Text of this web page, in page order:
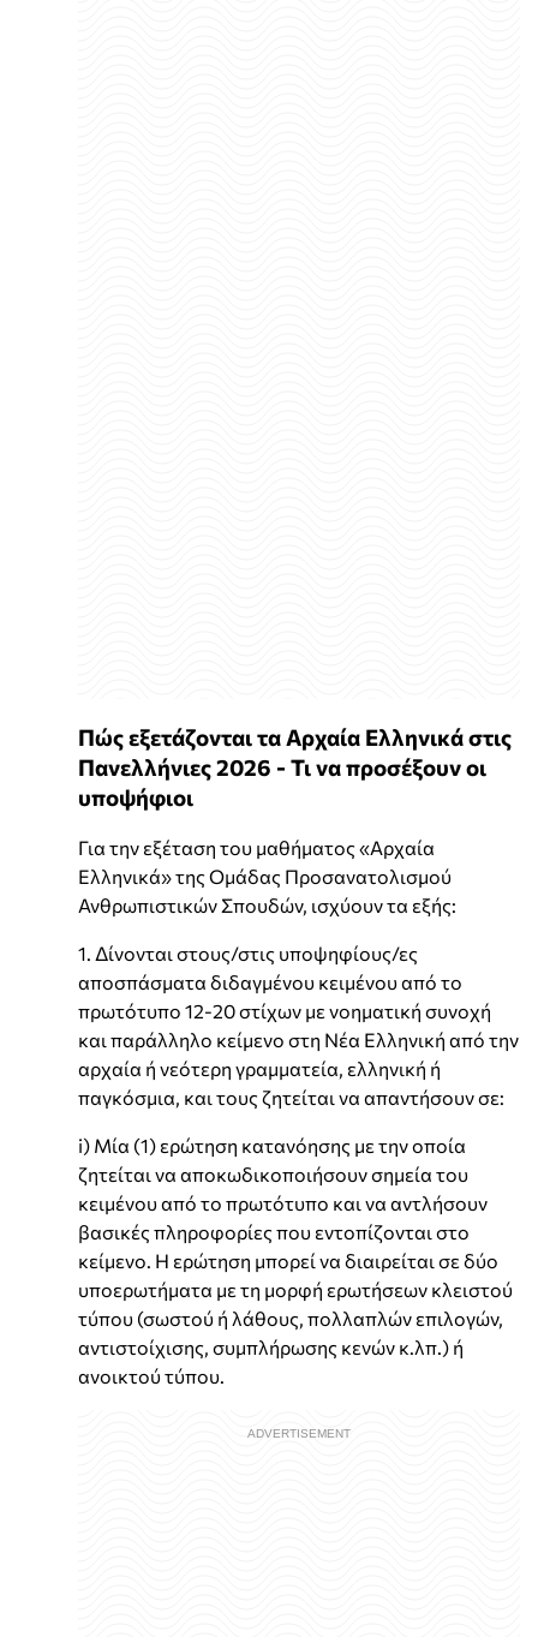
Πώς εξετάζονται τα Αρχαία Ελληνικά στις
Πανελλήνιες 2026 - Τι να προσέξουν οι
υποψήφιοι
Για την εξέταση του μαθήματος «Αρχαία
Ελληνικά» της Ομάδας Προσανατολισμού
Ανθρωπιστικών Σπουδών, ισχύουν τα εξής:
1. Δίνονται στους/στις υποψηφίους/ες
αποσπάσματα διδαγμένου κειμένου από το
πρωτότυπο 12-20 στίχων με νοηματική συνοχή
και παράλληλο κείμενο στη Νέα Ελληνική από την
αρχαία ή νεότερη γραμματεία, ελληνική ή
παγκόσμια, και τους ζητείται να απαντήσουν σε:
i) Μία (1) ερώτηση κατανόησης με την οποία
ζητείται να αποκωδικοποιήσουν σημεία του
κειμένου από το πρωτότυπο και να αντλήσουν
βασικές πληροφορίες που εντοπίζονται στο
κείμενο. Η ερώτηση μπορεί να διαιρείται σε δύο
υποερωτήματα με τη μορφή ερωτήσεων κλειστού
τύπου (σωστού ή λάθους, πολλαπλών επιλογών,
αντιστοίχισης, συμπλήρωσης κενών κ.λπ.) ή
ανοικτού τύπου.